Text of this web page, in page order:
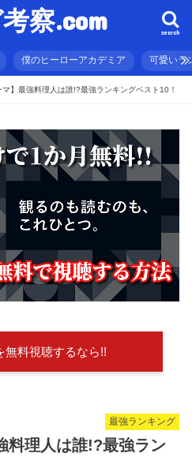
察.com search
僕のヒーローアカデミア 可愛いラ
マ】最強料理人は誰!?最強ランキングベスト10！
無料視聴するなら!!
最強ランキング
料理人は誰!?最強ラン